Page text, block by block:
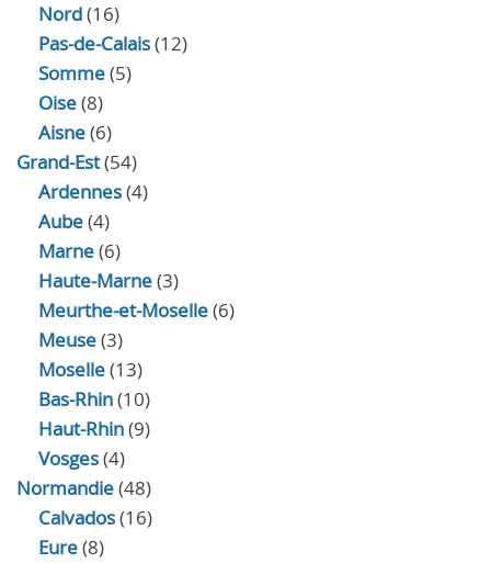
Nord(16)
Pas-de-Calais(12)
Somme(5)
Oise(8)
Aisne(6)
Grand-Est(54)
Ardennes(4)
Aube(4)
Marne(6)
Haute-Marne(3)
Meurthe-et-Moselle(6)
Meuse(3)
Moselle(13)
Bas-Rhin(10)
Haut-Rhin(9)
Vosges(4)
Normandie(48)
Calvados(16)
Eure(8)